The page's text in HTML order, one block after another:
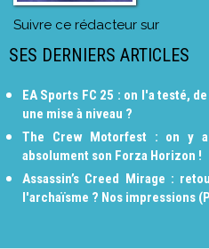
Suivre ce rédacteur sur
SES DERNIERS ARTICLES
EA Sports FC 25 : on l'a testé,
une mise à niveau ?
The Crew Motorfest : on y
absolument son Forza Horizon !
Assassin’s Creed Mirage :
l'archaïsme ? Nos impressions